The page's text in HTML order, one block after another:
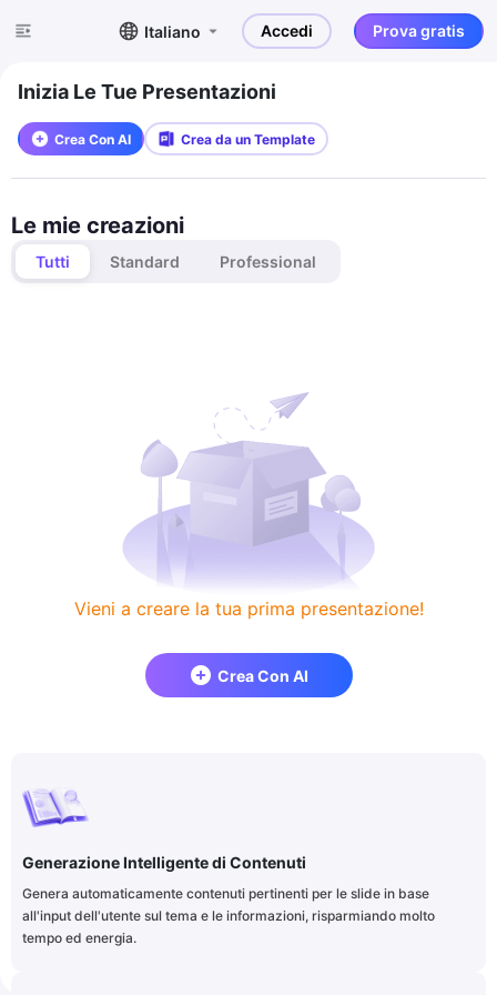
Italiano Accedi Prova gratis
Inizia Le Tue Presentazioni
Crea Con AI Crea da un Template
Le mie creazioni
Tutti Standard Professional
Vieni a creare la tua prima presentazione!
Crea Con AI
Generazione Intelligente di Contenuti
Genera automaticamente contenuti pertinenti per le slide in base
all'input dell'utente sul tema e le informazioni, risparmiando molto
tempo ed energia.